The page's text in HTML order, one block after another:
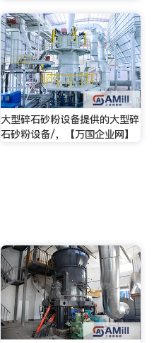
大型碎石砂粉设备提供的大型碎
石砂粉设备/，【万国企业网】